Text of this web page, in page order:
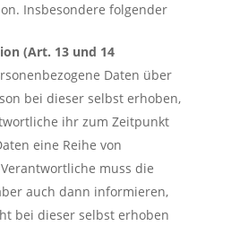
Insbesondere folgender
(Art. 13 und 14
Daten über
bei dieser selbst erhoben,
ihr zum Zeitpunkt
eine Reihe von
muss die
auch dann informieren,
bei dieser selbst erhoben